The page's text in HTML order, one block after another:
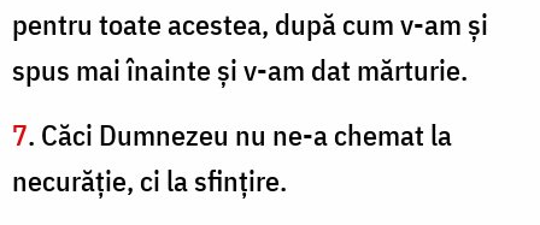
pentru toate acestea, după cum v-am şi
spus mai înainte şi v-am dat mărturie.
7. Căci Dumnezeu nu ne-a chemat la
necurăţie, ci la sfinţire.